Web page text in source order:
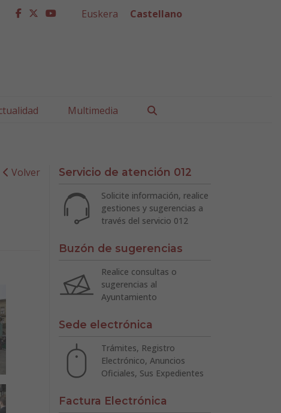
facebook
twitter
youtube
Euskera Castellano
Multimedia
Volver Servicio de atención 012
Solicite información, realice
gestiones y sugerencias a
través del servicio 012
Buzón de sugerencias
Realice consultas o
sugerencias al
Ayuntamiento
Sede electrónica
Trámites, Registro
Electrónico, Anuncios
Oficiales, Sus Expedientes
Factura Electrónica